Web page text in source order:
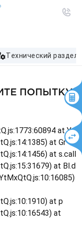
технический раздел
ПОПЫТКУ
at Ys
at Gr
at s.call
at Bl.d
at p
at